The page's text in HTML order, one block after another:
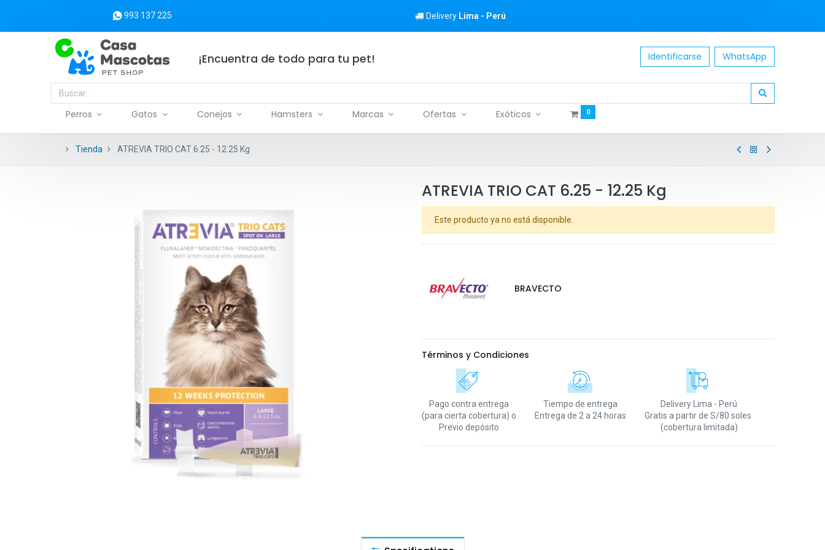
993 137 225 Delivery Lima - Perú
¡Encuentra de todo para tu pet! Identificarse WhatsApp
Perros Gatos Conejos Hamsters Marcas Ofertas Exóticos 0
Tienda ATREVIA TRIO CAT 6.25 - 12.25 Kg
ATREVIA TRIO CAT 6.25 - 12.25 Kg
Este producto ya no está disponible.
BRAVECTO
Términos y Condiciones
Pago contra entrega
(para cierta cobertura) o
Previo depósito
Tiempo de entrega
Entrega de 2 a 24 horas
Delivery Lima - Perú
Gratis a partir de S/80 soles
(cobertura limitada)